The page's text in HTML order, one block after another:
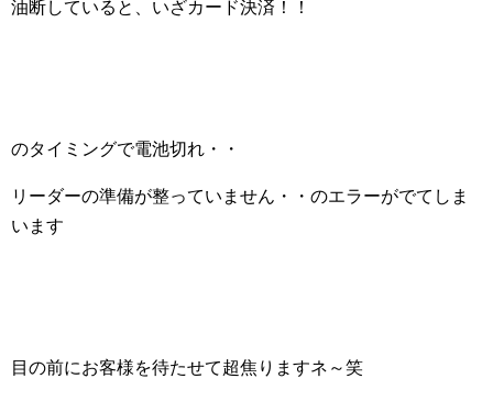
油断していると、いざカード決済！！
のタイミングで電池切れ・・
リーダーの準備が整っていません・・のエラーがでてしま
います
目の前にお客様を待たせて超焦りますネ～笑